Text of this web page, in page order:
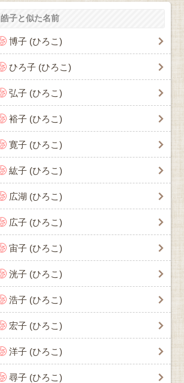
皓子と似た名前
博子 (ひろこ)
ひろ子 (ひろこ)
弘子 (ひろこ)
裕子 (ひろこ)
寛子 (ひろこ)
紘子 (ひろこ)
広湖 (ひろこ)
広子 (ひろこ)
宙子 (ひろこ)
洸子 (ひろこ)
浩子 (ひろこ)
宏子 (ひろこ)
洋子 (ひろこ)
尋子 (ひろこ)